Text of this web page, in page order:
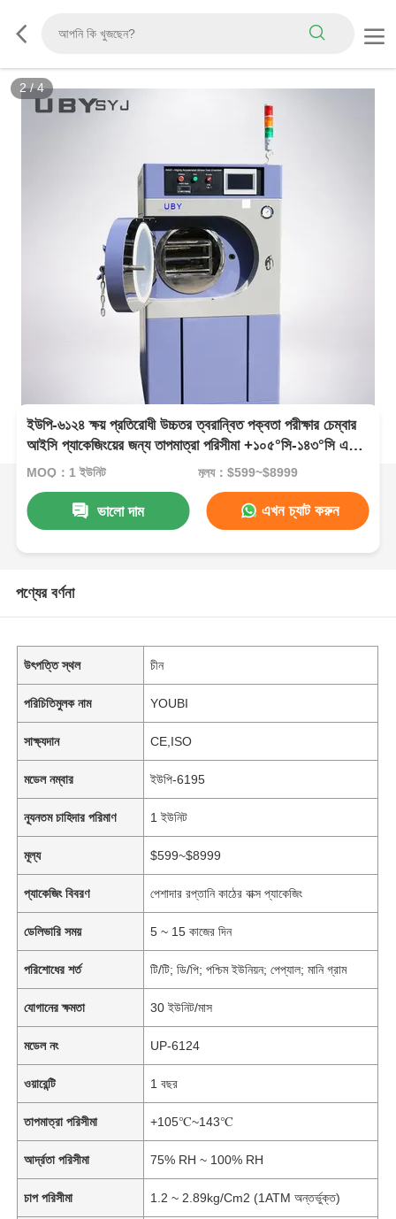
2/4
ইউপি-৬১২৪ ক্ষয় প্রতিরোধী উচ্চতর ত্বরান্বিত পক্বতা পরীক্ষার চেম্বার
আইসি প্যাকেজিংয়ের জন্য তাপমাত্রা পরিসীমা +১০৫°সি-১৪৩°সি এবং
চাপ পরিসীমা ১.২-২.৮৯ কেজি/সিএম২
MOQ：1 ইউনিট মূল্য：$599~$8999
ভালো দাম এখন চ্যাট করুন
পণ্যের বর্ণনা
উৎপত্তি স্থল চীন
পরিচিতিমুলক নাম YOUBI
সাক্ষ্যদান CE,ISO
মডেল নম্বার ইউপি-6195
ন্যূনতম চাহিদার পরিমাণ 1 ইউনিট
মূল্য $599~$8999
প্যাকেজিং বিবরণ পেশাদার রপ্তানি কাঠের বাক্স প্যাকেজিং
ডেলিভারি সময় 5 ~ 15 কাজের দিন
পরিশোধের শর্ত টি/টি; ডি/পি; পশ্চিম ইউনিয়ন; পেপ্যাল; মানি গ্রাম
যোগানের ক্ষমতা 30 ইউনিট/মাস
মডেল নং UP-6124
ওয়ারেন্টি 1 বছর
তাপমাত্রা পরিসীমা +105℃~143℃
আর্দ্রতা পরিসীমা 75% RH ~ 100% RH
চাপ পরিসীমা 1.2 ~ 2.89kg/Cm2 (1ATM অন্তর্ভুক্ত)